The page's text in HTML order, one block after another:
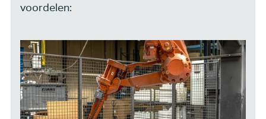
voordelen: